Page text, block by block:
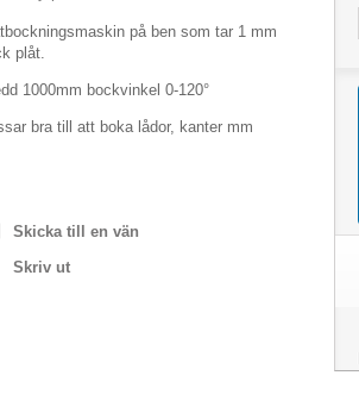
på ben som tar 1 mm
plåt.
1000mm bockvinkel 0-120°
bra till att boka lådor, kanter mm
Skicka till en vän
Skriv ut